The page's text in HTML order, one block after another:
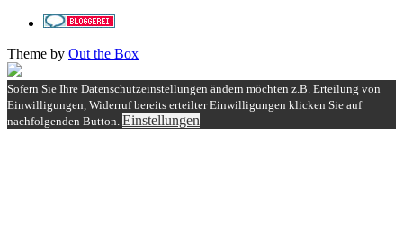
Theme by Out the Box
Sofern Sie Ihre Datenschutzeinstellungen ändern möchten z.B. Erteilung von
Einwilligungen, Widerruf bereits erteilter Einwilligungen klicken Sie auf
nachfolgenden Button. Einstellungen